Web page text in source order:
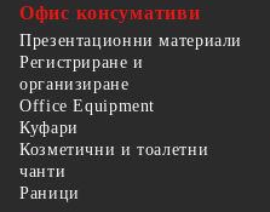
Офис консумативи
Презентационни материали
Регистриране и
организиране
Office Equipment
Куфари
Козметични и тоалетни
чанти
Раници